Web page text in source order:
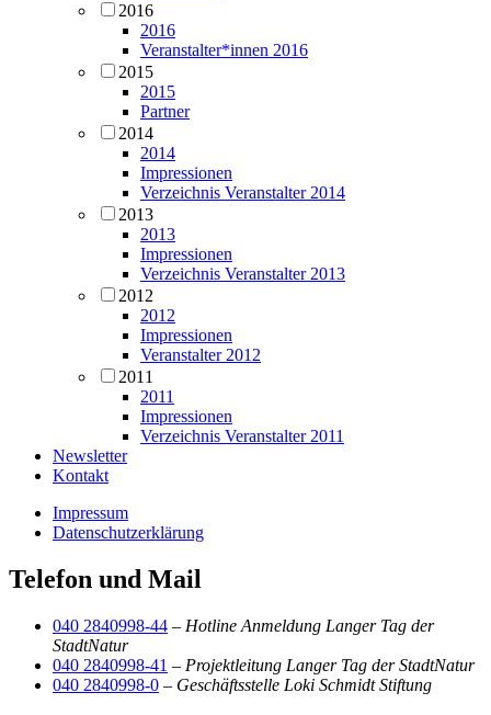
2016
2016
Veranstalter*innen 2016
2015
2015
Partner
2014
2014
Impressionen
Verzeichnis Veranstalter 2014
2013
2013
Impressionen
Verzeichnis Veranstalter 2013
2012
2012
Impressionen
Veranstalter 2012
2011
2011
Impressionen
Verzeichnis Veranstalter 2011
Newsletter
Kontakt
Impressum
Datenschutzerklärung
Telefon und Mail
040 2840998-44 – Hotline Anmeldung Langer Tag der
StadtNatur
040 2840998-41 – Projektleitung Langer Tag der StadtNatur
040 2840998-0 – Geschäftsstelle Loki Schmidt Stiftung